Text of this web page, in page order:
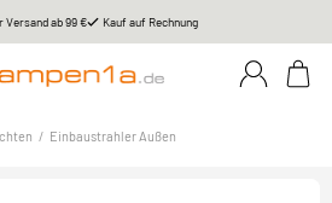
Versand ab 99 € Kauf auf Rechnung
/ Einbaustrahler Außen